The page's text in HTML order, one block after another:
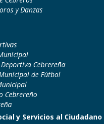
y Danzas
Cebrereña
de Fútbol
Cebrereño
y Servicios al Ciudadano